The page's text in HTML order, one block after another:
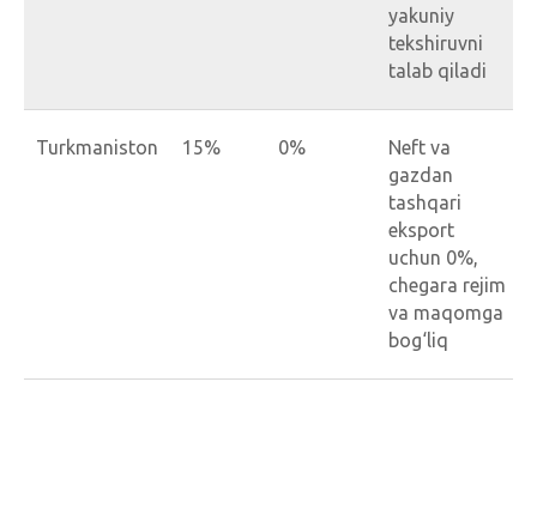
yakuniy
tekshiruvni
talab qiladi
Turkmaniston 15% 0%
Neft va
gazdan
tashqari
eksport
uchun 0%,
chegara rejim
va maqomga
bog‘liq